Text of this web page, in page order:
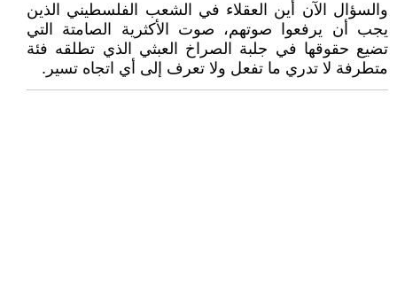
والسؤال الآن أين العقلاء في الشعب الفلسطيني الذين
يجب أن يرفعوا صوتهم، صوت الأكثرية الصامتة التي
تضيع حقوقها في جلبة الصراخ العبثي الذي تطلقه فئة
متطرفة لا تدري ما تفعل ولا تعرف إلى أي اتجاه تسير.